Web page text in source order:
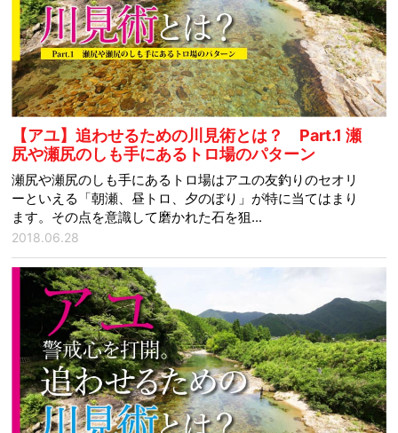
【アユ】追わせるための川見術とは？ Part.1 瀬
尻や瀬尻のしも手にあるトロ場のパターン
瀬尻や瀬尻のしも手にあるトロ場はアユの友釣りのセオリ
ーといえる「朝瀬、昼トロ、夕のぼり」が特に当てはまり
ます。その点を意識して磨かれた石を狙...
2018.06.28